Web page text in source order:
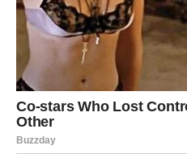
Ribe ulaze u fazu u kojoj:
se pojavljuje osoba koja ne
neko ko ih ne gasi, nego
neko ko donosi sigurnost,